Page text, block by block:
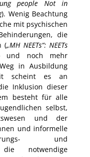
people Not in
). Wenig Beachtung
mit psychischen
die
(„MH NEETs“: NEETs
und noch mehr
in Ausbildung
scheint es an
Inklusion dieser
besteht für alle
selbst,
und der
und informelle
und
notwendige